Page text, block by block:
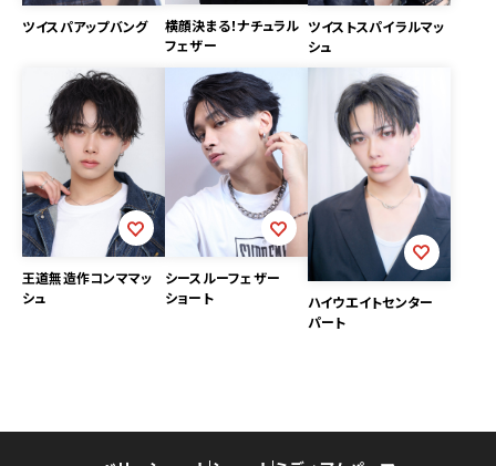
ツイスパアップバング
横顔決まる！ナチュラル
フェザー
ツイストスパイラルマッ
シュ
王道無造作コンママッ
シュ
シースルーフェザー
ショート
ハイウエイトセンター
パート